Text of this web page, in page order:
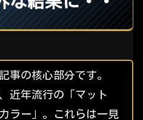
事の核心部分です。
近年流行の「マット
ラー」。これらは一見